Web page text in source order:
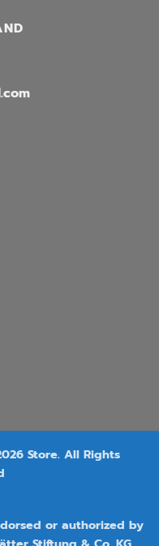
Store. All Rights
or authorized by